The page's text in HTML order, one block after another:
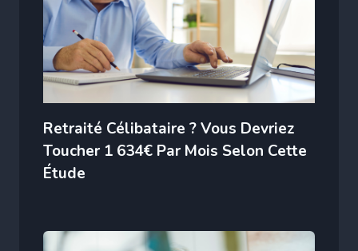
Retraité Célibataire ? Vous Devriez
Toucher 1 634€ Par Mois Selon Cette
Étude